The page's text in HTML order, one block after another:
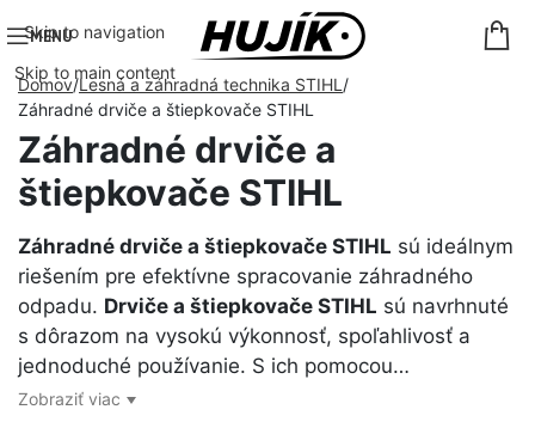
Skip to navigation
Skip to main content
MENU
Domov Lesná a záhradná technika STIHL
Záhradné drviče a štiepkovače STIHL
Záhradné drviče a
štiepkovače STIHL
Záhradné drviče a štiepkovače STIHL sú ideálnym
riešením pre efektívne spracovanie záhradného
odpadu. Drviče a štiepkovače STIHL sú navrhnuté
s dôrazom na vysokú výkonnosť, spoľahlivosť a
jednoduché používanie. S ich pomocou…
Zobraziť viac